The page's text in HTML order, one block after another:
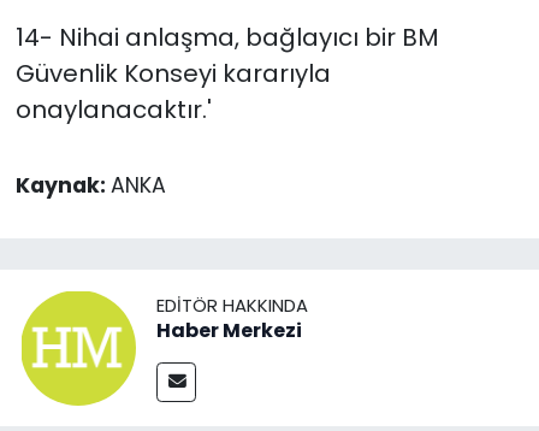
14- Nihai anlaşma, bağlayıcı bir BM
Güvenlik Konseyi kararıyla
onaylanacaktır.'
Kaynak: ANKA
EDITÖR HAKKINDA
Haber Merkezi